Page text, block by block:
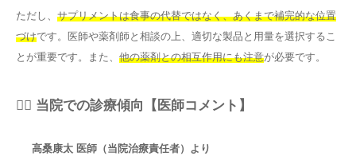
ただし、 サプリメントは食事の代替ではなく、あくまで補完的な位置
づけです。医師や薬剤師と相談の上、適切な製品と用量を選択するこ
とが重要です。また、 他の薬剤との相互作用にも注意が必要です。
👨‍⚕️ 当院での診療傾向【医師コメント】
高桑康太 医師（当院治療責任者）より